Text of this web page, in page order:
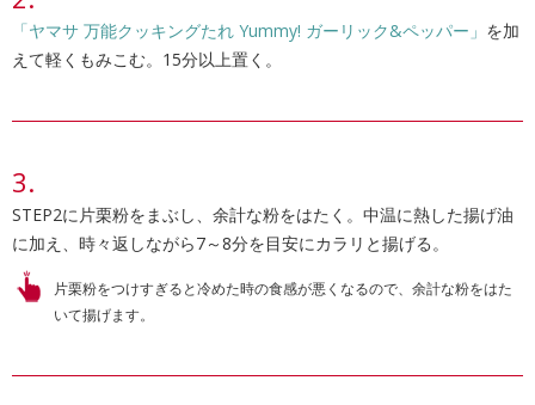
「ヤマサ 万能クッキングたれ Yummy! ガーリック&ペッパー」 を加
えて軽くもみこむ。15分以上置く。
STEP2に片栗粉をまぶし、余計な粉をはたく。中温に熱した揚げ油
に加え、時々返しながら7～8分を目安にカラリと揚げる。
片栗粉をつけすぎると冷めた時の食感が悪くなるので、余計な粉をはた
いて揚げます。